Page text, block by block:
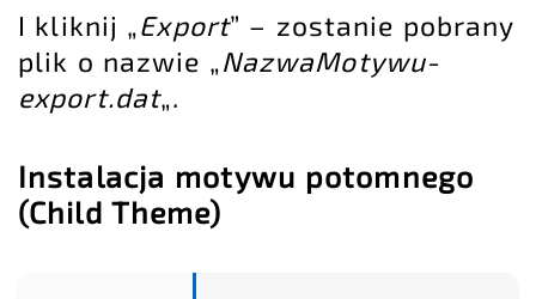
I kliknij „Export” – zostanie pobrany
plik o nazwie „NazwaMotywu-
export.dat„.
Instalacja motywu potomnego
(Child Theme)